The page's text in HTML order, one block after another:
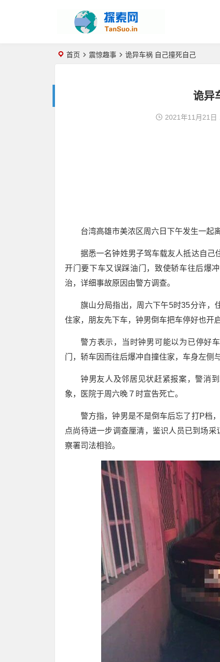
首页 震惊趣事 诡异车祸 自己撞死自己
诡异
2021年11月21日
台湾高雄市美浓区周六日下午发生一起
据悉一名钟姓男子驾车载友人抵达自己
开门要下车又误踩油门，致使轿车往后爆
治，详细事故原因由警方调查。
旗山分局指出，周六下午5时35分许，
住家，朋友先下车，钟男倒车把车停好也开
警方表示，当时钟男可能以为已停好
门，轿车因而往后爆冲自撞住家，车身左侧
钟男友人及邻居见状赶紧报案，警消
象，医院于周六晚７时宣告死亡。
警方指，钟男是不是倒车后忘了打P档
点尚待进一步调查厘清，鉴识人员已到场
察署司法相验。